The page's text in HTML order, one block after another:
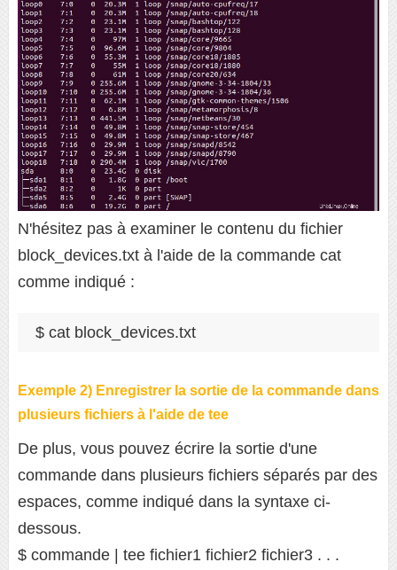
N'hésitez pas à examiner le contenu du fichier
block_devices.txt à l'aide de la commande cat
comme indiqué :
$ cat block_devices.txt
Exemple 2) Enregistrer la sortie de la commande dans
plusieurs fichiers à l'aide de tee
De plus, vous pouvez écrire la sortie d'une
commande dans plusieurs fichiers séparés par des
espaces, comme indiqué dans la syntaxe ci-
dessous.
$ commande | tee fichier1 fichier2 fichier3 . . .